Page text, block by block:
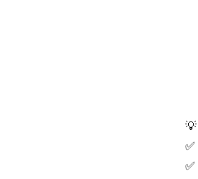
💡
✅
✅